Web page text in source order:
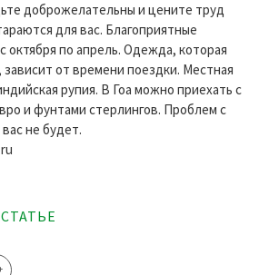
доброжелательны и цените труд
для вас. Благоприятные
октября по апрель. Одежда, которая
от времени поездки. Местная
рупия. В Гоа можно приехать с
и фунтами стерлингов. Проблем с
не будет.